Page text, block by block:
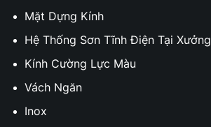
Mặt Dựng Kính
Hệ Thống Sơn Tĩnh Điện Tại Xưởng
Kính Cường Lực Màu
Vách Ngăn
Inox